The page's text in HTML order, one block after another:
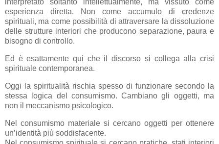
interpretato soltanto intellettualmente, ma vissuto come
esperienza diretta. Non come accumulo di credenze
spirituali, ma come possibilità di attraversare la dissoluzione
delle strutture interiori che producono separazione, paura e
bisogno di controllo.
Ed è esattamente qui che il discorso si collega alla crisi
spirituale contemporanea.
Oggi la spiritualità rischia spesso di funzionare secondo la
stessa logica del consumismo. Cambiano gli oggetti, ma
non il meccanismo psicologico.
Nel consumismo materiale si cercano oggetti per ottenere
un’identità più soddisfacente.